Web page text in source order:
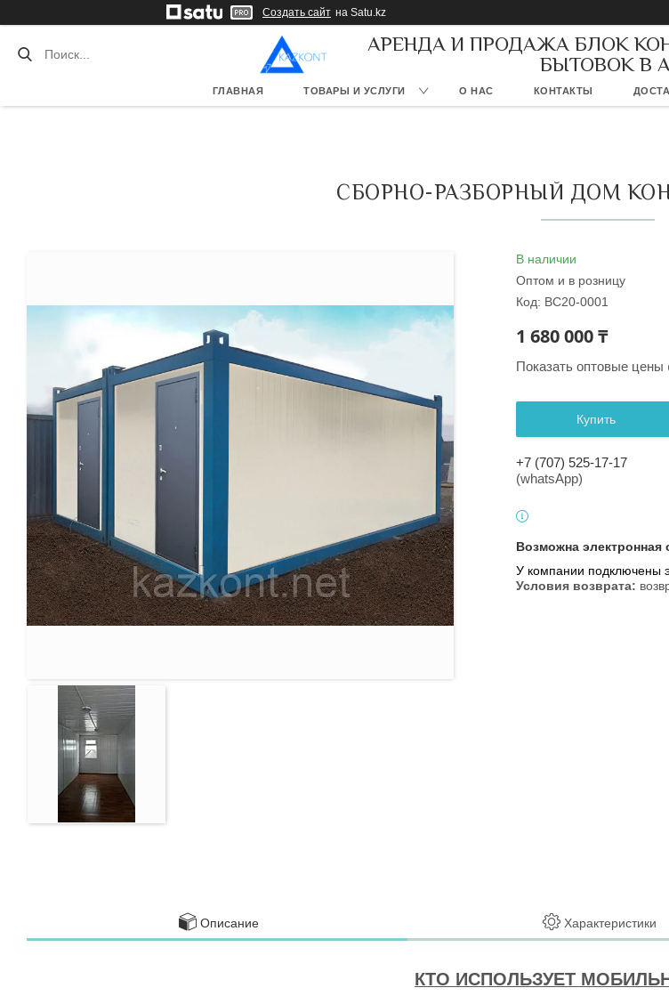
Создать сайт на Satu.kz
АРЕНДА И ПРОДАЖА БЛОК
БЫТОВОК В
ГЛАВНАЯ ТОВАРЫ И УСЛУГИ О НАС КОНТАКТЫ
СБОРНО-РАЗБОРНЫЙ ДОМ
В наличии
Оптом и в розницу
Код: BC20-0001
1 680 000 ₸
Показать оптовые цены
Купить
+7 (707) 525-17-17
(whatsApp)
У компании подключены
Описание Характеристики
КТО ИСПОЛЬЗУЕТ